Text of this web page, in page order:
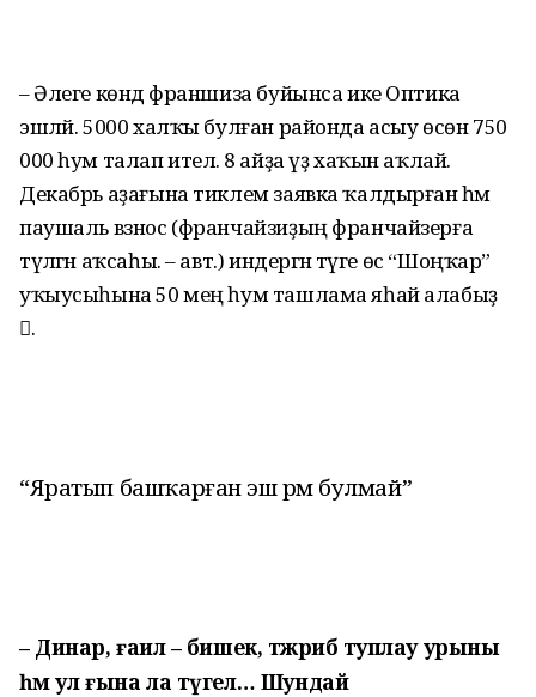
– Әлеге көндә франшиза буйынса ике Оптика
эшләй. 5000 халҡы булған районда асыу өсөн 750
000 һум талап ителә. 8 айҙа үҙ хаҡын аҡлай.
Декабрь аҙағына тиклем заявка ҡалдырған һәм
паушаль взнос (франчайзиҙың франчайзерға
түләгән аҡсаһы. – авт.) индергән тәүге өс “Шоңҡар”
уҡыусыһына 50 мең һум ташлама яһай алабыҙ
.
“Яратып башҡарған эш әрәм булмай”
– Динар, ғаилә – бишек, тәжрибә туплау урыны
һәм ул ғына ла түгел… Шундай